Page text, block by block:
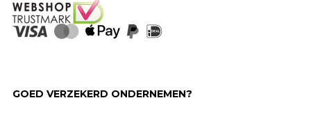
GOED VERZEKERD ONDERNEMEN?